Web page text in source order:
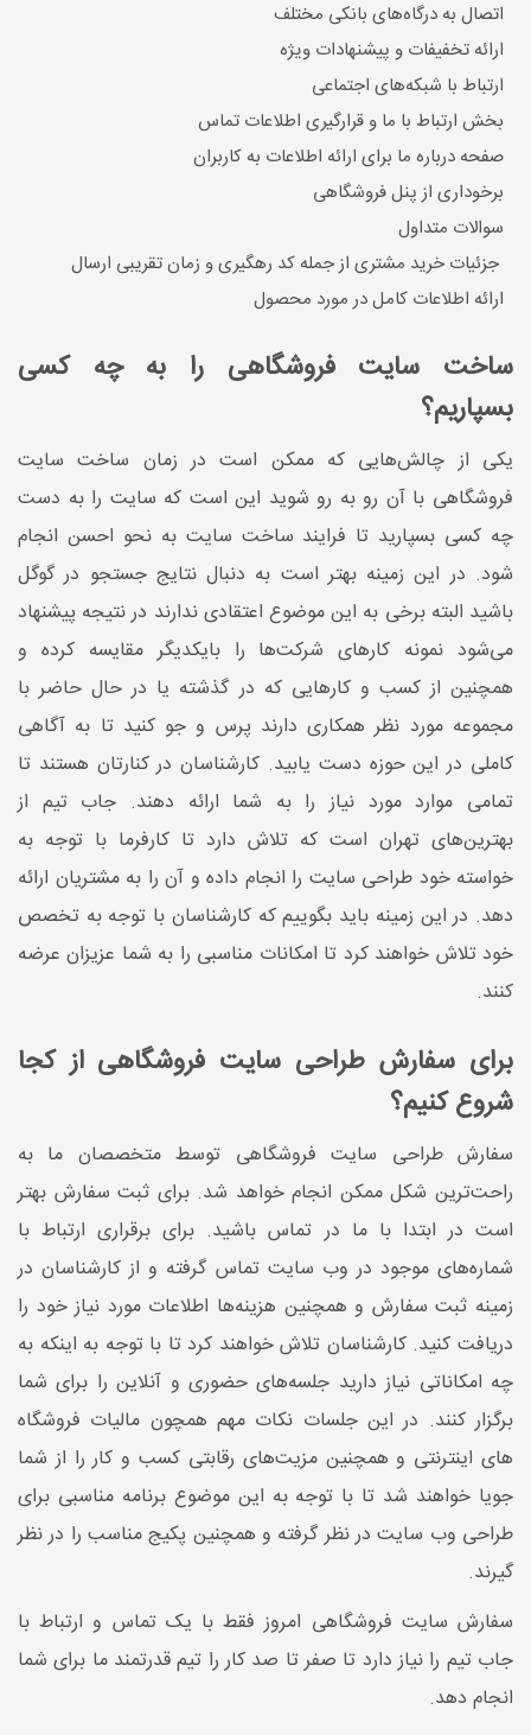
اتصال به درگاه‌های بانکی مختلف
ارائه تخفیفات و پیشنهادات ویژه
ارتباط با شبکه‌های اجتماعی
بخش ارتباط با ما و قرارگیری اطلاعات تماس
صفحه درباره ما برای ارائه اطلاعات به کاربران
برخوداری از پنل فروشگاهی
سوالات متداول
جزئیات خرید مشتری از جمله کد رهگیری و زمان تقریبی ارسال
ارائه اطلاعات کامل در مورد محصول
ساخت سایت فروشگاهی را به چه کسی
بسپاریم؟
یکی از چالش‌هایی که ممکن است در زمان ساخت سایت
فروشگاهی با آن رو به رو شوید این است که سایت را به دست
چه کسی بسپارید تا فرایند ساخت سایت به نحو احسن انجام
شود. در این زمینه بهتر است به دنبال نتایج جستجو در گوگل
باشید البته برخی به این موضوع اعتقادی ندارند در نتیجه پیشنهاد
می‌شود نمونه کارهای شرکت‌ها را بایکدیگر مقایسه کرده و
همچنین از کسب و کارهایی که در گذشته یا در حال حاضر با
مجموعه مورد نظر همکاری دارند پرس و جو کنید تا به آگاهی
کاملی در این حوزه دست یابید. کارشناسان در کنارتان هستند تا
تمامی موارد مورد نیاز را به شما ارائه دهند. جاب تیم از
بهترین‌های تهران است که تلاش دارد تا کارفرما با توجه به
خواسته خود طراحی سایت را انجام داده و آن را به مشتریان ارائه
دهد. در این زمینه باید بگوییم که کارشناسان با توجه به تخصص
خود تلاش خواهند کرد تا امکانات مناسبی را به شما عزیزان عرضه
کنند.
برای سفارش طراحی سایت فروشگاهی از کجا
شروع کنیم؟
سفارش طراحی سایت فروشگاهی توسط متخصصان ما به
راحت‌ترین شکل ممکن انجام خواهد شد. برای ثبت سفارش بهتر
است در ابتدا با ما در تماس باشید. برای برقراری ارتباط با
شماره‌های موجود در وب سایت تماس گرفته و از کارشناسان در
زمینه ثبت سفارش و همچنین هزینه‌ها اطلاعات مورد نیاز خود را
دریافت کنید. کارشناسان تلاش خواهند کرد تا با توجه به اینکه به
چه امکاناتی نیاز دارید جلسه‌های حضوری و آنلاین را برای شما
برگزار کنند. در این جلسات نکات مهم همچون مالیات فروشگاه
های اینترنتی و همچنین مزیت‌های رقابتی کسب و کار را از شما
جویا خواهند شد تا با توجه به این موضوع برنامه مناسبی برای
طراحی وب سایت در نظر گرفته و همچنین پکیج مناسب را در نظر
گیرند.
سفارش سایت فروشگاهی امروز فقط با یک تماس و ارتباط با
جاب تیم را نیاز دارد تا صفر تا صد کار را تیم قدرتمند ما برای شما
انجام دهد.